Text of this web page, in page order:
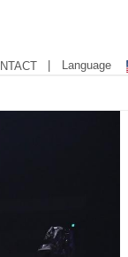
| Language